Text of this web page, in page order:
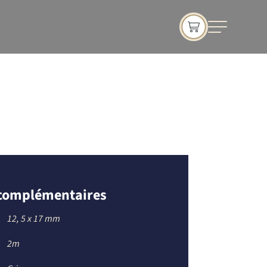
12,5 x 17 mm
2m